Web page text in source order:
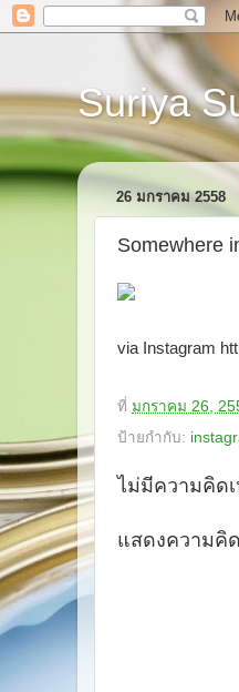
Suriya
26 มกราคม 2558
Somewhere
via Instagram
ที่ มกราคม 26,
ป้ายกำกับ:
ไม่มีความคิด
แสดงความคิ